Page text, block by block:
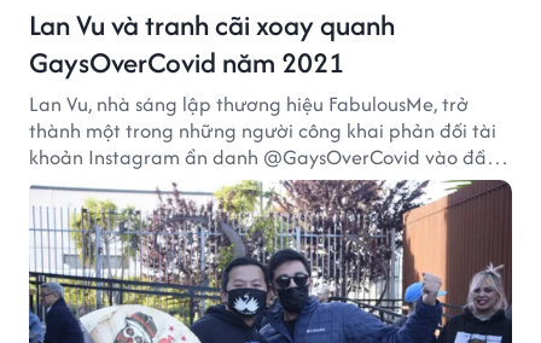
Lan Vu và tranh cãi xoay quanh
GaysOverCovid năm 2021
Lan Vu, nhà sáng lập thương hiệu FabulousMe, trở
thành một trong những người công khai phản đối tài
khoản Instagram ẩn danh @GaysOverCovid vào đầu
năm 2021, trong bối cảnh đại dịch COVID-19 vẫn diễn
biến nghiêm trọng.